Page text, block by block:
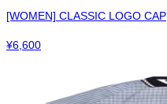
[WOMEN] CLASSIC LOGO CAP
¥6,600